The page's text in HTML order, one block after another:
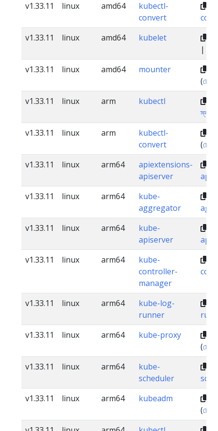
v1.33.11
linux amd64
kubectl-
convert
v1.33.11
linux amd64 kubelet
|
v1.33.11
linux amd64 mounter
(
v1.33.11
linux arm kubectl
স্বাক্ষর
v1.33.11
linux arm
kubectl-
convert
(
v1.33.11
linux arm64
apiextensions-
apiserver
v1.33.11
linux arm64
kube-
aggregator
v1.33.11
linux arm64
kube-
apiserver
v1.33.11
linux arm64
kube-
controller-
manager
v1.33.11 linux arm64
kube-log-
runner
v1.33.11
linux arm64 kube-proxy
(
v1.33.11
linux arm64
kube-
scheduler
v1.33.11
linux arm64 kubeadm
(